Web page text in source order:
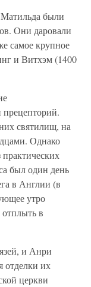
были
Они даровали
самое крупное
и Витхэм (1400
святилищ, на
Однако
был один день
в Англии (в
утро
в
и Анри
отделки их
церкви